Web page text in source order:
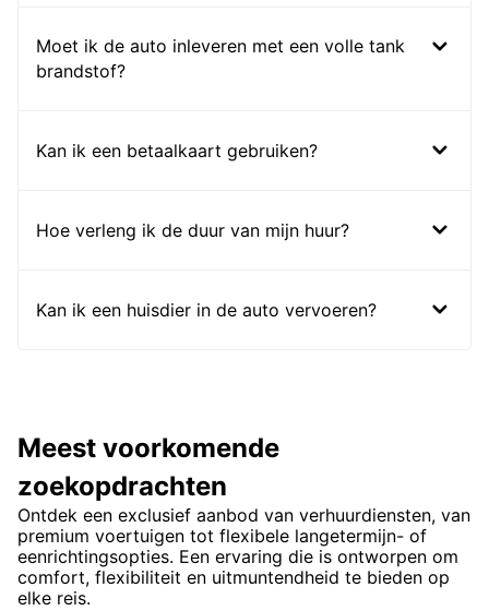
Moet ik de auto inleveren met een volle tank
brandstof?
Kan ik een betaalkaart gebruiken?
Hoe verleng ik de duur van mijn huur?
Kan ik een huisdier in de auto vervoeren?
Meest voorkomende
zoekopdrachten
Ontdek een exclusief aanbod van verhuurdiensten, van
premium voertuigen tot flexibele langetermijn- of
eenrichtingsopties. Een ervaring die is ontworpen om
comfort, flexibiliteit en uitmuntendheid te bieden op
elke reis.